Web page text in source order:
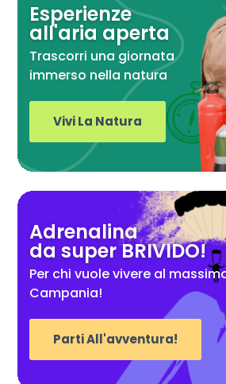
Esperienze
all'aria aperta
Trascorri una giornata
immerso nella natura
Vivi La Natura
Adrenalina
da super BRIVIDO!
Per chi vuole vivere al
Campania!
Parti All'avventura!